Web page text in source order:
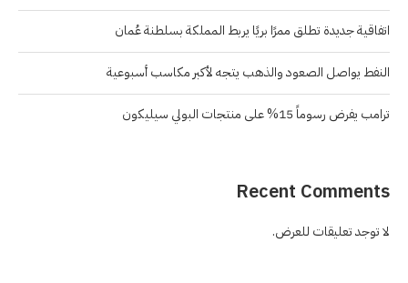
اتفاقية جديدة تطلق ممرًا بريًا يربط المملكة بسلطنة عُمان
النفط يواصل الصعود والذهب يتجه لأكبر مكاسب أسبوعية
ترامب يفرض رسوماً 15% على منتجات البولي سيليكون
Recent Comments
لا توجد تعليقات للعرض.